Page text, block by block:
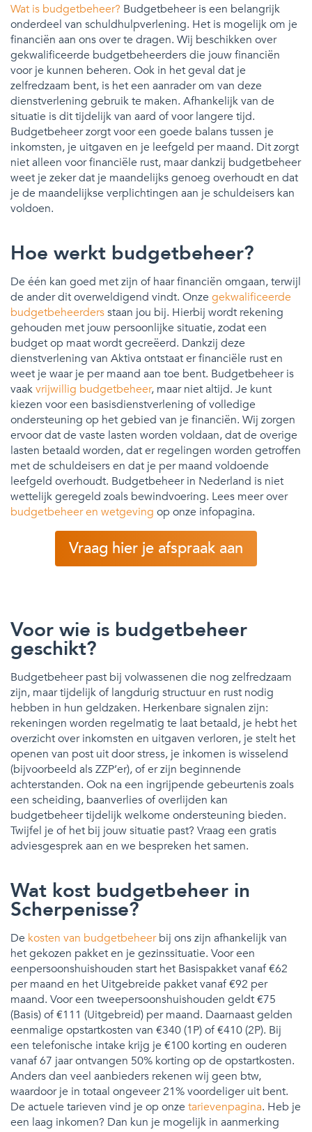
Wat is budgetbeheer? Budgetbeheer is een belangrijk
onderdeel van schuldhulpverlening. Het is mogelijk om je
financiën aan ons over te dragen. Wij beschikken over
gekwalificeerde budgetbeheerders die jouw financiën
voor je kunnen beheren. Ook in het geval dat je
zelfredzaam bent, is het een aanrader om van deze
dienstverlening gebruik te maken. Afhankelijk van de
situatie is dit tijdelijk van aard of voor langere tijd.
Budgetbeheer zorgt voor een goede balans tussen je
inkomsten, je uitgaven en je leefgeld per maand. Dit zorgt
niet alleen voor financiële rust, maar dankzij budgetbeheer
weet je zeker dat je maandelijks genoeg overhoudt en dat
je de maandelijkse verplichtingen aan je schuldeisers kan
voldoen.
Hoe werkt budgetbeheer?
De één kan goed met zijn of haar financiën omgaan, terwijl
de ander dit overweldigend vindt. Onze gekwalificeerde
budgetbeheerdersstaan jou bij. Hierbij wordt rekening
gehouden met jouw persoonlijke situatie, zodat een
budget op maat wordt gecreëerd. Dankzij deze
dienstverlening van Aktiva ontstaat er financiële rust en
weet je waar je per maand aan toe bent. Budgetbeheer is
vaakvrijwillig budgetbeheer, maar niet altijd. Je kunt
kiezen voor een basisdienstverlening of volledige
ondersteuning op het gebied van je financiën. Wij zorgen
ervoor dat de vaste lasten worden voldaan, dat de overige
lasten betaald worden, dat er regelingen worden getroffen
met de schuldeisers en dat je per maand voldoende
leefgeld overhoudt. Budgetbeheer in Nederland is niet
wettelijk geregeld zoals bewindvoering. Lees meer over
budgetbeheer en wetgeving op onze infopagina.
Vraag hier je afspraak aan
Voor wie is budgetbeheer
geschikt?
Budgetbeheer past bij volwassenen die nog zelfredzaam
zijn, maar tijdelijk of langdurig structuur en rust nodig
hebben in hun geldzaken. Herkenbare signalen zijn:
rekeningen worden regelmatig te laat betaald, je hebt het
overzicht over inkomsten en uitgaven verloren, je stelt het
openen van post uit door stress, je inkomen is wisselend
(bijvoorbeeld als ZZP’er), of er zijn beginnende
achterstanden. Ook na een ingrijpende gebeurtenis zoals
een scheiding, baanverlies of overlijden kan
budgetbeheer tijdelijk welkome ondersteuning bieden.
Twijfel je of het bij jouw situatie past? Vraag een gratis
adviesgesprek aan en we bespreken het samen.
Wat kost budgetbeheer in
Scherpenisse?
De kosten van budgetbeheerbij ons zijn afhankelijk van
het gekozen pakket en je gezinssituatie. Voor een
eenpersoonshuishouden start het Basispakket vanaf €62
per maand en het Uitgebreide pakket vanaf €92 per
maand. Voor een tweepersoonshuishouden geldt €75
(Basis) of €111 (Uitgebreid) per maand. Daarnaast gelden
eenmalige opstartkosten van €340 (1P) of €410 (2P). Bij
een telefonische intake krijg je €100 korting en ouderen
vanaf 67 jaar ontvangen 50% korting op de opstartkosten.
Anders dan veel aanbieders rekenen wij geen btw,
waardoor je in totaal ongeveer 21% voordeliger uit bent.
De actuele tarieven vind je op onze tarievenpagina. Heb je
een laag inkomen? Dan kun je mogelijk in aanmerking